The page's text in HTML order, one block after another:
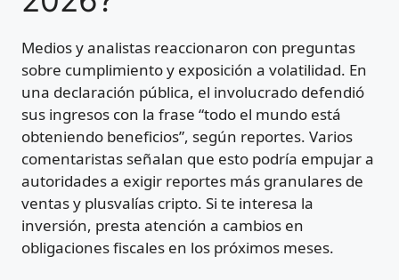
Medios y analistas reaccionaron con preguntas
sobre cumplimiento y exposición a volatilidad. En
una declaración pública, el involucrado defendió
sus ingresos con la frase “todo el mundo está
obteniendo beneficios”, según reportes. Varios
comentaristas señalan que esto podría empujar a
autoridades a exigir reportes más granulares de
ventas y plusvalías cripto. Si te interesa la
inversión, presta atención a cambios en
obligaciones fiscales en los próximos meses.